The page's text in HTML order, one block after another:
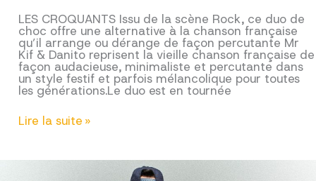
LES CROQUANTS Issu de la scène Rock, ce duo de
choc offre une alternative à la chanson française
qu’il arrange ou dérange de façon percutante Mr
Kif & Danito reprisent la vieille chanson française de
façon audacieuse, minimaliste et percutante dans
un style festif et parfois mélancolique pour toutes
les générations.Le duo est en tournée
LES
Lire la suite »